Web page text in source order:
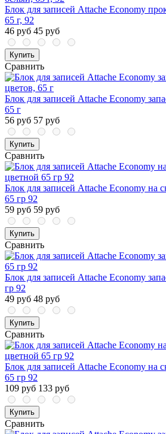
Блок для записей Attache Economy
65 г, 92
46 руб 45 руб
Купить
Сравнить
Блок для записей Attache Economy
65 г
56 руб 57 руб
Купить
Сравнить
Блок для записей Attache Economy на
65 гр 92
59 руб 59 руб
Купить
Сравнить
Блок для записей Attache Economy
гр 92
49 руб 48 руб
Купить
Сравнить
Блок для записей Attache Economy на
65 гр 92
109 руб 133 руб
Купить
Сравнить